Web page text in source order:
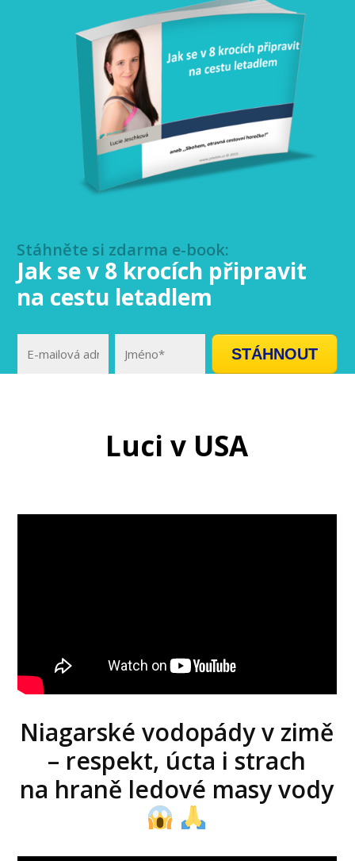
Stáhněte si zdarma e-book:
Jak se v 8 krocích připravit
na cestu letadlem
STÁHNOUT
Luci v USA
Niagarské vodopády v zimě
– respekt, úcta i strach
na hraně ledové masy vody